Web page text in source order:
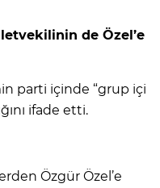
de Özel’e
parti içinde “grup içi
ifade etti.
Özgür Özel’e